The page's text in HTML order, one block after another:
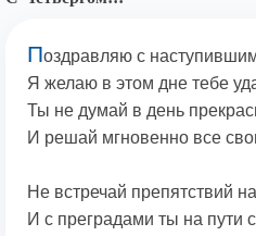
Поздравляю с
Я желаю в этом дне тебе
Ты не думай в день
И решай мгновенно все
Не встречай препятствий
И с преградами ты на пути